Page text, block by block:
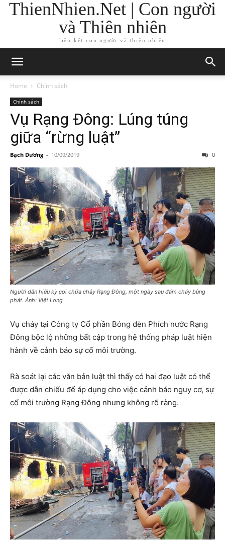
ThienNhien.Net | Con người
và Thiên nhiên
liên kết con người và thiên nhiên
Home Chính sách
Chính sách
Vụ Rạng Đông: Lúng túng
giữa “rừng luật”
Bạch Dương - 10/09/2019 0
Người dân hiếu kỳ coi chữa cháy Rạng Đông, một ngày sau đám cháy bùng
phát. Ảnh: Việt Long
Vụ cháy tại Công ty Cổ phần Bóng đèn Phích nước Rạng
Đông bộc lộ những bất cập trong hệ thống pháp luật hiện
hành về cảnh báo sự cố môi trường.
Rà soát lại các văn bản luật thì thấy có hai đạo luật có thể
được dẫn chiếu để áp dụng cho việc cảnh báo nguy cơ, sự
cố môi trường Rạng Đông nhưng không rõ ràng.